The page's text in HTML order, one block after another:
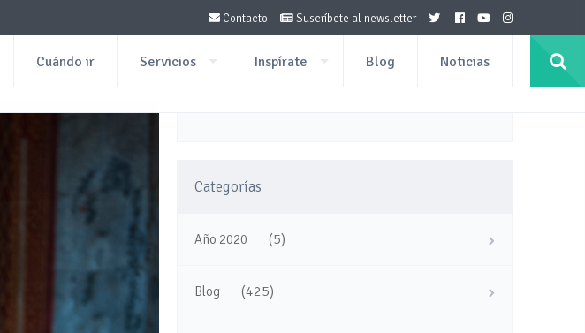
Contacto Suscríbete al newsletter
Cuándo ir Servicios Inspírate Blog Noticias
Categorías
Año 2020 (5)
Blog (425)